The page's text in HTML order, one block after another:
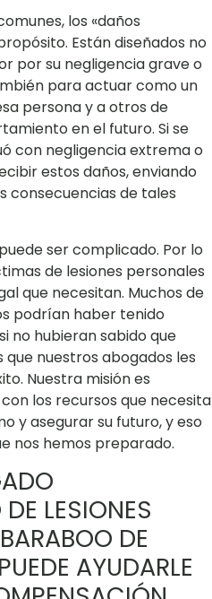
los «daños
Están diseñados no
por su negligencia grave o
para actuar como un
persona y a otros de
en el futuro. Si se
con negligencia extrema o
estos daños, enviando
consecuencias de tales
ser complicado. Por lo
de lesiones personales
que necesitan. Muchos de
podrían haber tenido
no hubieran sabido que
nuestros abogados les
Nuestra misión es
los recursos que necesita
y asegurar su futuro, y eso
nos hemos preparado.
LESIONES
DE
AYUDARLE